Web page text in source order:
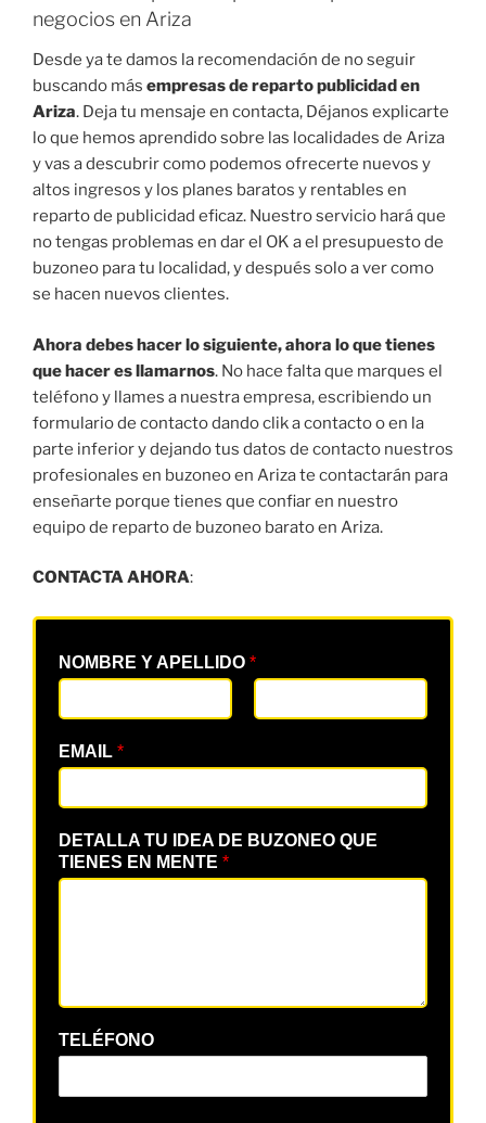
negocios en Ariza
Desde ya te damos la recomendación de no seguir
buscando más empresas de reparto publicidad en
Ariza. Deja tu mensaje en contacta, Déjanos explicarte
lo que hemos aprendido sobre las localidades de Ariza
y vas a descubrir como podemos ofrecerte nuevos y
altos ingresos y los planes baratos y rentables en
reparto de publicidad eficaz. Nuestro servicio hará que
no tengas problemas en dar el OK a el presupuesto de
buzoneo para tu localidad, y después solo a ver como
se hacen nuevos clientes.
Ahora debes hacer lo siguiente, ahora lo que tienes
que hacer es llamarnos. No hace falta que marques el
teléfono y llames a nuestra empresa, escribiendo un
formulario de contacto dando clik a contacto o en la
parte inferior y dejando tus datos de contacto nuestros
profesionales en buzoneo en Ariza te contactarán para
enseñarte porque tienes que confiar en nuestro
equipo de reparto de buzoneo barato en Ariza.
CONTACTA AHORA:
NOMBRE Y APELLIDO *
EMAIL *
DETALLA TU IDEA DE BUZONEO QUE
TIENES EN MENTE *
TELÉFONO